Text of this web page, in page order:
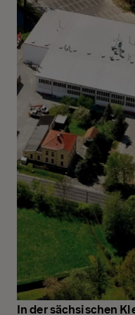
In der sächsischen